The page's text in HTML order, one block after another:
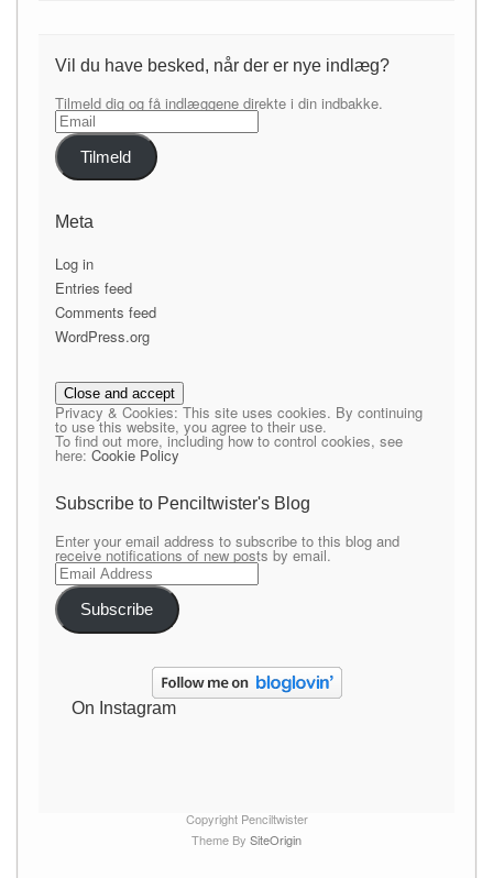
Vil du have besked, når der er nye indlæg?
Tilmeld dig og få indlæggene direkte i din indbakke.
Email
Tilmeld
Meta
Log in
Entries feed
Comments feed
WordPress.org
Privacy & Cookies: This site uses cookies. By continuing
to use this website, you agree to their use.
To find out more, including how to control cookies, see
here: Cookie Policy
Subscribe to Penciltwister's Blog
Enter your email address to subscribe to this blog and
receive notifications of new posts by email.
Email
Address
Subscribe
On Instagram
Copyright Penciltwister
Theme By SiteOrigin